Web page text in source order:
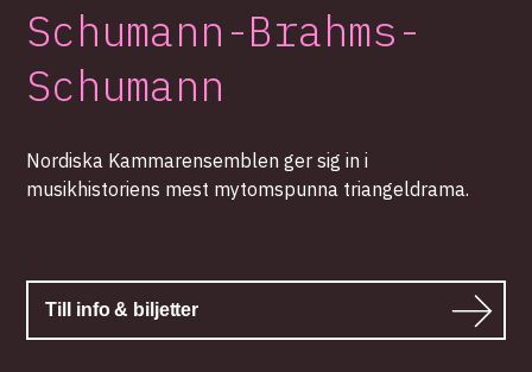
Schumann-Brahms-
Schumann
Nordiska Kammarensemblen ger sig in i
musikhistoriens mest mytomspunna triangeldrama.
Till info & biljetter